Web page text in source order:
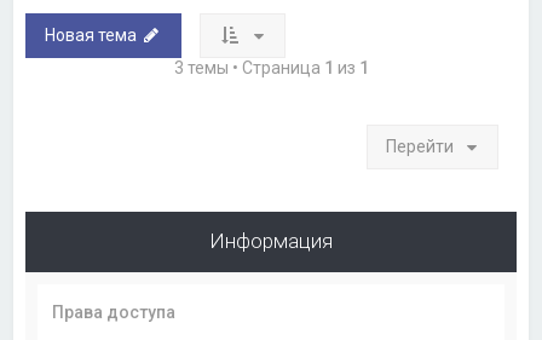
Новая тема
3 темы • Страница 1 из 1
Перейти
Информация
Права доступа